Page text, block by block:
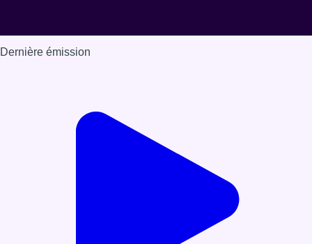
Dernière émission